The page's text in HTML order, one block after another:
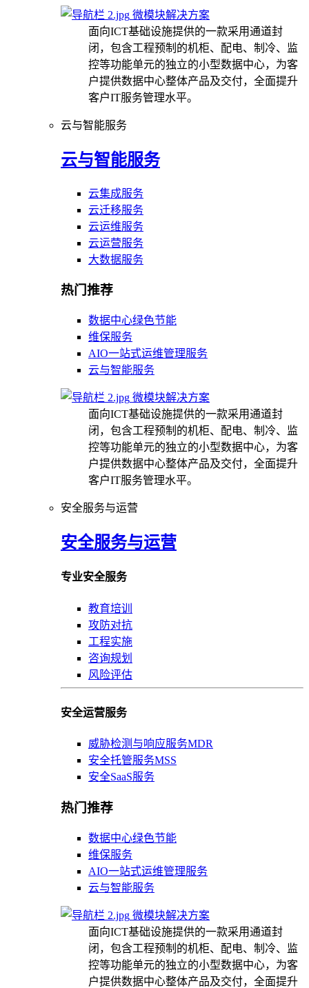
微模块解决方案
面向ICT基础设施提供的一款采用通道封
闭，包含工程预制的机柜、配电、制冷、监
控等功能单元的独立的小型数据中心，为客
户提供数据中心整体产品及交付，全面提升
客户IT服务管理水平。
云与智能服务
云与智能服务
云集成服务
云迁移服务
云运维服务
云运营服务
大数据服务
热门推荐
数据中心绿色节能
维保服务
AIO一站式运维管理服务
云与智能服务
微模块解决方案
面向ICT基础设施提供的一款采用通道封
闭，包含工程预制的机柜、配电、制冷、监
控等功能单元的独立的小型数据中心，为客
户提供数据中心整体产品及交付，全面提升
客户IT服务管理水平。
安全服务与运营
安全服务与运营
专业安全服务
教育培训
攻防对抗
工程实施
咨询规划
风险评估
安全运营服务
威胁检测与响应服务MDR
安全托管服务MSS
安全SaaS服务
热门推荐
数据中心绿色节能
维保服务
AIO一站式运维管理服务
云与智能服务
微模块解决方案
面向ICT基础设施提供的一款采用通道封
闭，包含工程预制的机柜、配电、制冷、监
控等功能单元的独立的小型数据中心，为客
户提供数据中心整体产品及交付，全面提升